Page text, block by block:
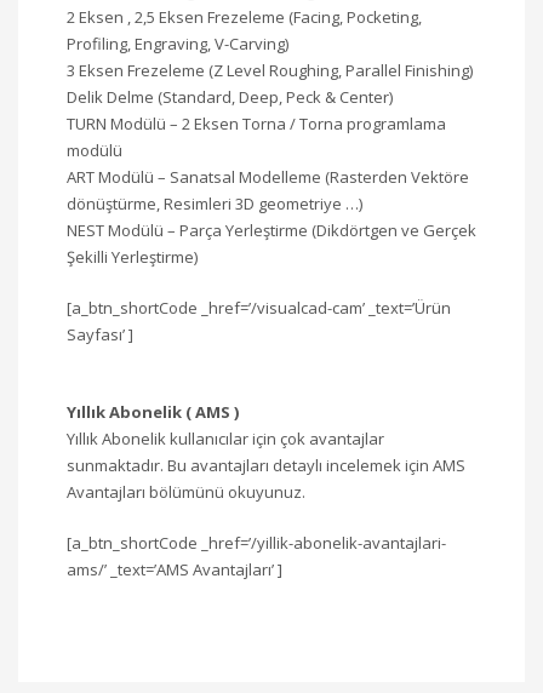
2 Eksen , 2,5 Eksen Frezeleme (Facing, Pocketing,
Profiling, Engraving, V-Carving)
3 Eksen Frezeleme (Z Level Roughing, Parallel Finishing)
Delik Delme (Standard, Deep, Peck & Center)
TURN Modülü – 2 Eksen Torna / Torna programlama
modülü
ART Modülü – Sanatsal Modelleme (Rasterden Vektöre
dönüştürme, Resimleri 3D geometriye …)
NEST Modülü – Parça Yerleştirme (Dikdörtgen ve Gerçek
Şekilli Yerleştirme)
[a_btn_shortCode _href=’/visualcad-cam’ _text=’Ürün
Sayfası’ ]
Yıllık Abonelik ( AMS )
Yıllık Abonelik kullanıcılar için çok avantajlar
sunmaktadır. Bu avantajları detaylı incelemek için AMS
Avantajları bölümünü okuyunuz.
[a_btn_shortCode _href=’/yillik-abonelik-avantajlari-
ams/’ _text=’AMS Avantajları’ ]